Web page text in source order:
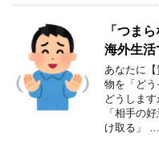
「つま
海外生活
あなたに
物を「どう
どうしま
「相手の
け取る」 …